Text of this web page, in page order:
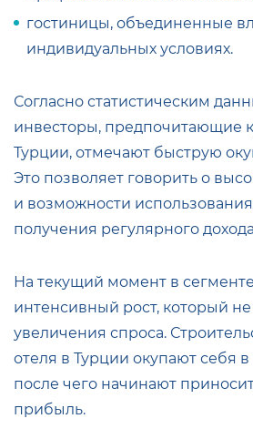
гостиницы, объединенные
индивидуальных условиях.
Согласно статистическим
инвесторы, предпочитающие
Турции, отмечают быструю
Это позволяет говорить о
и возможности использования
получения регулярного
На текущий момент в
интенсивный рост, который не
увеличения спроса.
отеля в Турции окупают себя в
после чего начинают
прибыль.